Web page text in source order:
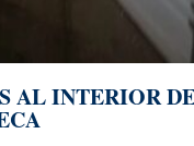
AL INTERIOR